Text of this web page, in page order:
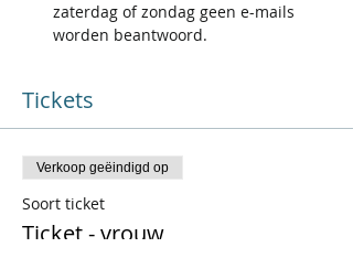
zaterdag of zondag geen e-mails
worden beantwoord.
Tickets
Verkoop geëindigd op
Soort ticket
Ticket - vrouw